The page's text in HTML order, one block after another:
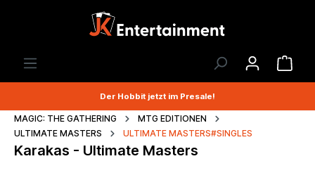
Der Hobbit jetzt im Presale!
MAGIC: THE GATHERING
MTG EDITIONEN
ULTIMATE MASTERS
ULTIMATE MASTERS#SINGLES
Karakas - Ultimate Masters